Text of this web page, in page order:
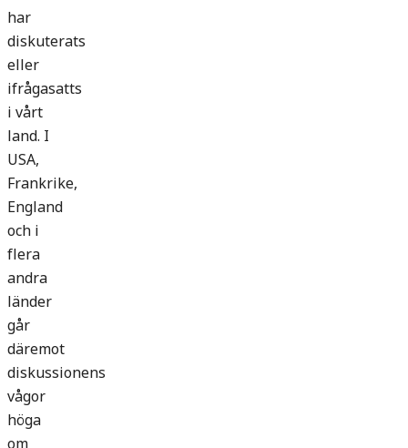
har
diskuterats
eller
ifrågasatts
i vårt
land. I
USA,
Frankrike,
England
och i
flera
andra
länder
går
däremot
diskussionens
vågor
höga